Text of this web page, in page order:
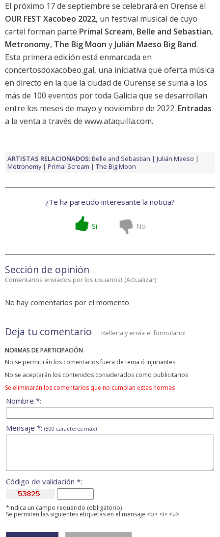
El próximo 17 de septiembre se celebrará en Orense el
OUR FEST Xacobeo 2022, un festival musical de cuyo
cartel forman parte Primal Scream, Belle and Sebastian,
Metronomy, The Big Moon y Julián Maeso Big Band.
Esta primera edición está enmarcada en
concertosdoxacobeo.gal, una iniciativa que oferta música
en directo en la que la ciudad de Ourense se suma a los
más de 100 eventos por toda Galicia que se desarrollan
entre los meses de mayo y noviembre de 2022. Entradas
a la venta a través de www.ataquilla.com.
ARTISTAS RELACIONADOS:Belle and Sebastian
Julián Maeso
Metronomy
Primal Scream The Big Moon
¿Te ha parecido interesante la noticia?
Si No
Sección de opinión
Comentarios enviados por los usuarios! (Actualizar)
No hay comentarios por el momento
Deja tu comentario Rellena y envía el formulario!
NORMAS DE PARTICIPACIÓN
No se permitirán los comentarios fuera de tema ó injuriantes
No se aceptarán los contenidos considerados como publicitarios
Se eliminarán los comentarios que no cumplan estas normas
Nombre *:
Mensaje *: (500 caracteres máx)
Código de validación *:
*Indica un campo requerido (obligatorio)
Se permiten las siguientes etiquetas en el mensaje <b> <i> <u>